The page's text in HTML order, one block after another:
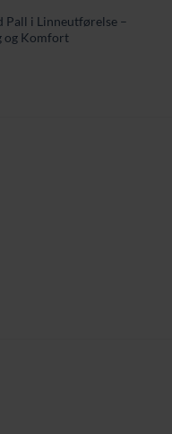
Pall i Linneutførelse –
og Komfort